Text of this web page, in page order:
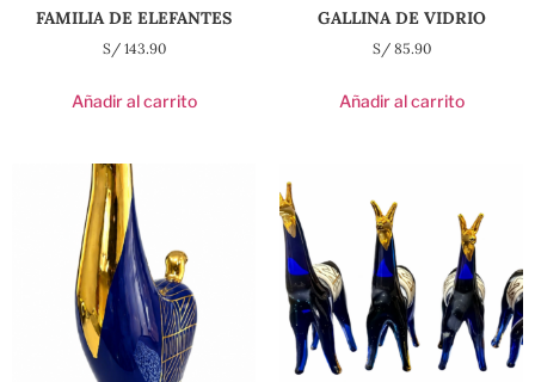
FAMILIA DE ELEFANTES
S/143.90
Añadir al carrito
GALLINA DE VIDRIO
S/85.90
Añadir al carrito